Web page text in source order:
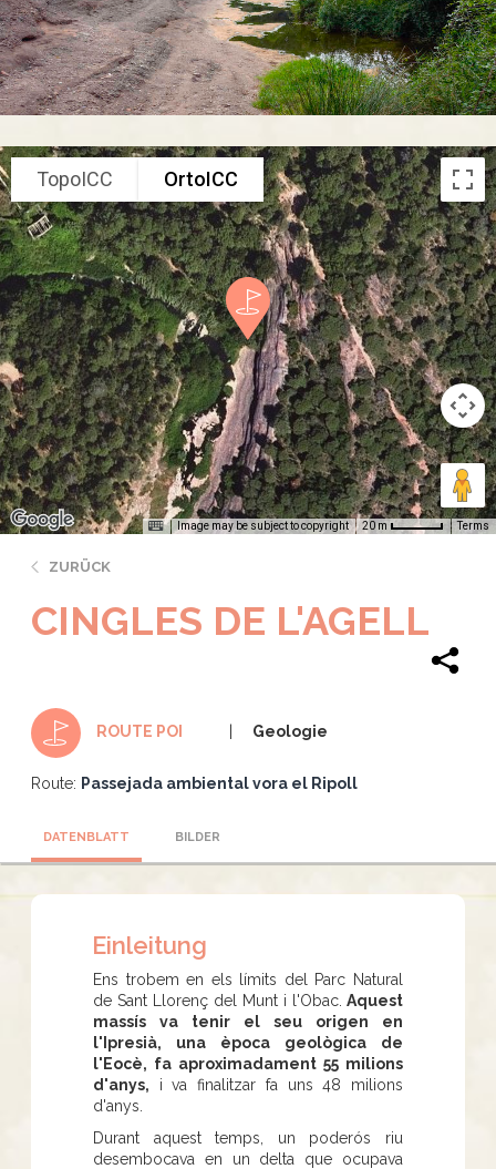
TopoICC OrtoICC
Image may be subject to copyright 20 m Terms
ZURÜCK
CINGLES DE L'AGELL
ROUTE POI Geologie
Route: Passejada ambiental vora el Ripoll
DATENBLATT BILDER
Einleitung
Ens trobem en els límits del Parc Natural
de Sant Llorenç del Munt i l'Obac. Aquest
massís va tenir el seu origen en
l'Ipresià, una època geològica de
l'Eocè, fa aproximadament 55 milions
d'anys, i va finalitzar fa uns 48 milions
d'anys.
Durant aquest temps, un poderós riu
desembocava en un delta que ocupava